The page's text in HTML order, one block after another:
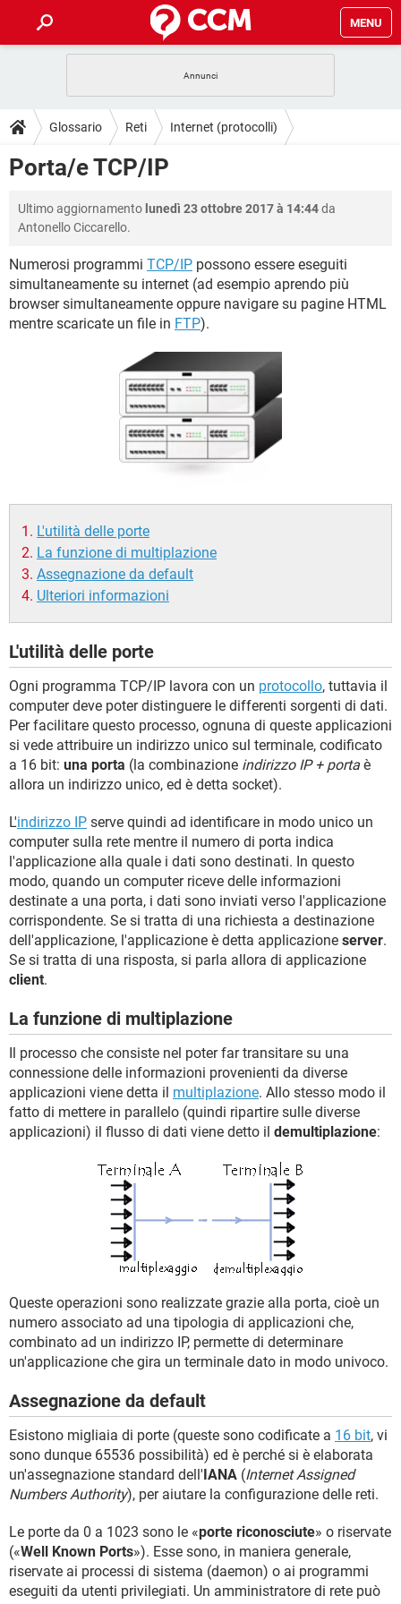
MENU
INTRATTENIMENTO ANDROID
iOS
TIKTOK
GUIDE
COVID-19
INTRATTENIMENTO
iOS WINDOWS 10
TIKTOK FACEBOOK
HARDWARE
DOWNLOAD
INTRATTENIMENTO
INSTAGRAM WHATSAPP
FACEBOOK
FORUM
INTRATTENIMENTO ANDROID
iOS WINDOWS 10
INSTAGRAM
COVID-19 GAMING
INTRATTENIMENTO ANDROID
WHATSAPP
FACEBOOK
Glossario Reti Internet (protocolli)
Porta/e TCP/IP
Ultimo aggiornamento lunedì 23 ottobre 2017 à 14:44da
Antonello Ciccarello.
Numerosi programmi TCP/IP possono essere eseguiti
simultaneamente su internet (ad esempio aprendo più
browser simultaneamente oppure navigare su pagine HTML
mentre scaricate un file in FTP).
L'utilità delle porte
La funzione di multiplazione
Assegnazione da default
Ulteriori informazioni
L'utilità delle porte
Ogni programma TCP/IP lavora con un protocollo, tuttavia il
computer deve poter distinguere le differenti sorgenti di dati.
Per facilitare questo processo, ognuna di queste applicazioni
si vede attribuire un indirizzo unico sul terminale, codificato
a 16 bit: una porta (la combinazione indirizzo IP + porta è
allora un indirizzo unico, ed è detta socket).
L'indirizzo IP serve quindi ad identificare in modo unico un
computer sulla rete mentre il numero di porta indica
l'applicazione alla quale i dati sono destinati. In questo
modo, quando un computer riceve delle informazioni
destinate a una porta, i dati sono inviati verso l'applicazione
corrispondente. Se si tratta di una richiesta a destinazione
dell'applicazione, l'applicazione è detta applicazione server.
Se si tratta di una risposta, si parla allora di applicazione
client.
La funzione di multiplazione
Il processo che consiste nel poter far transitare su una
connessione delle informazioni provenienti da diverse
applicazioni viene detta il multiplazione. Allo stesso modo il
fatto di mettere in parallelo (quindi ripartire sulle diverse
applicazioni) il flusso di dati viene detto il demultiplazione:
Queste operazioni sono realizzate grazie alla porta, cioè un
numero associato ad una tipologia di applicazioni che,
combinato ad un indirizzo IP, permette di determinare
un'applicazione che gira un terminale dato in modo univoco.
Assegnazione da default
Esistono migliaia di porte (queste sono codificate a 16 bit, vi
sono dunque 65536 possibilità) ed è perché si è elaborata
un'assegnazione standard dell'IANA (Internet Assigned
Numbers Authority), per aiutare la configurazione delle reti.
Le porte da 0 a 1023 sono le «porte riconosciute» o riservate
(«Well Known Ports»). Esse sono, in maniera generale,
riservate ai processi di sistema (daemon) o ai programmi
eseguiti da utenti privilegiati. Un amministratore di rete può